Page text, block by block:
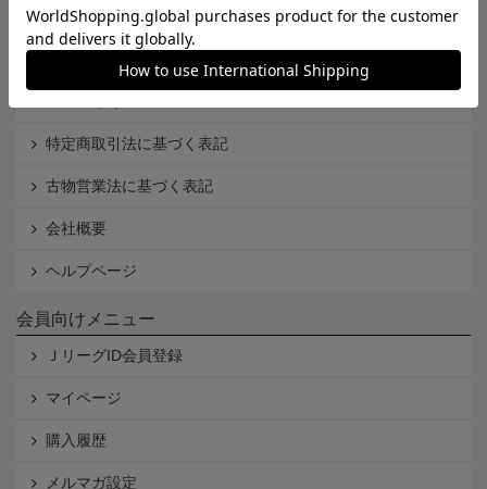
利用規約
特定商取引法に基づく表記
古物営業法に基づく表記
会社概要
ヘルプページ
会員向けメニュー
ＪリーグID会員登録
マイページ
購入履歴
メルマガ設定